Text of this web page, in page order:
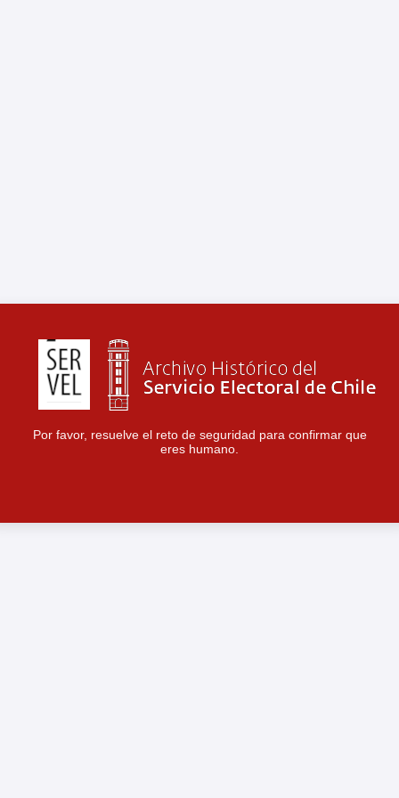
Por favor, resuelve el reto de seguridad para confirmar que
eres humano.